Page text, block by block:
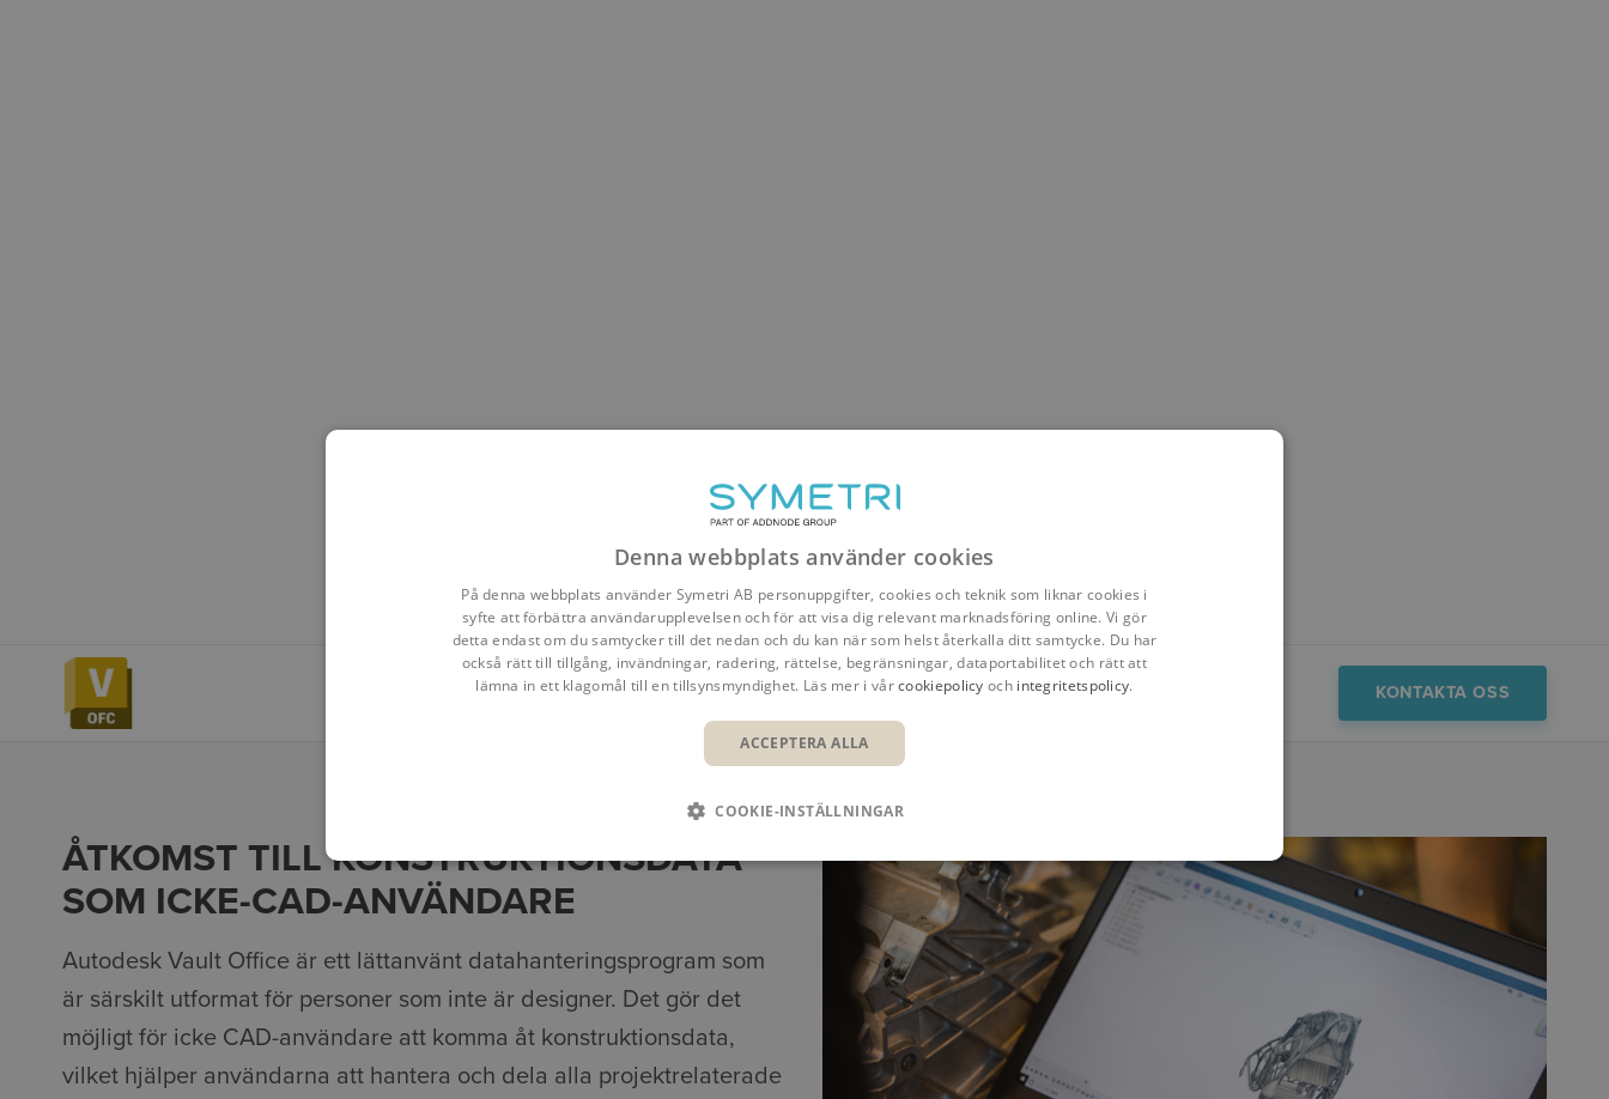
Översikt Fördelar Funktioner Insikter KONTAKTA OSS
ÅTKOMST TILL KONSTRUKTIONSDATA
SOM ICKE-CAD-ANVÄNDARE
Autodesk Vault Office är ett lättanvänt datahanteringsprogram som
är särskilt utformat för personer som inte är designer. Det gör det
möjligt för icke CAD-användare att komma åt konstruktionsdata,
vilket hjälper användarna att hantera och dela alla projektrelaterade
Denna webbplats använder cookies
På denna webbplats använder Symetri AB personuppgifter, cookies och teknik som liknar cookies i
syfte att förbättra användarupplevelsen och för att visa dig relevant marknadsföring online. Vi gör
detta endast om du samtycker till det nedan och du kan när som helst återkalla ditt samtycke. Du har
också rätt till tillgång, invändningar, radering, rättelse, begränsningar, dataportabilitet och rätt att
lämna in ett klagomål till en tillsynsmyndighet. Läs mer i vårcookiepolicy och integritetspolicy.
ACCEPTERA ALLA
COOKIE-INSTÄLLNINGAR